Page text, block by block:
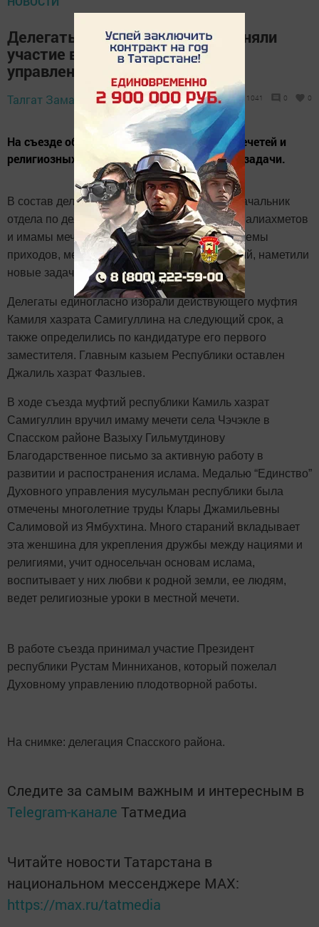
Делегаты Спасского района приняли
участие в VIII съезде Духовного
управления мусульман РТ
Талгат Замалетдинов, 19 апреля 2021 -
19:30
1041 0 0
На съезде обсудили проблемы приходов, мечетей и
религиозных учреждений, наметили новые задачи.
В состав делегации нашего района вошли начальник
отдела по делам молодежи и спорта Ахтам Валиахметов
и имамы мечетей. На съезде обсудили проблемы
приходов, мечетей и религиозных учреждений, наметили
новые задачи.
Делегаты единогласно избрали действующего муфтия
Камиля хазрата Самигуллина на следующий срок, а
также определились по кандидатуре его первого
заместителя. Главным казыем Республики оставлен
Джалиль хазрат Фазлыев.
В ходе съезда муфтий республики Камиль хазрат
Самигуллин вручил имаму мечети села Чэчэкле в
Спасском районе Вазыху Гильмутдинову
Благодарственное письмо за активную работу в
развитии и распостранения ислама. Медалью “Единство”
Духовного управления мусульман республики была
отмечены многолетние труды Клары Джамильевны
Салимовой из Ямбухтина. Много стараний вкладывает
эта женшина для укрепления дружбы между нациями и
религиями, учит односельчан основам ислама,
воспитывает у них любви к родной земли, ее людям,
ведет религиозные уроки в местной мечети.
В работе съезда принимал участие Президент
республики Рустам Минниханов, который пожелал
Духовному управлению плодотворной работы.
На снимке: делегация Спасского района.
Следите за самым важным и интересным в
Telegram-канале Татмедиа
Читайте новости Татарстана в
национальном мессенджере MАХ:
https://max.ru/tatmedia